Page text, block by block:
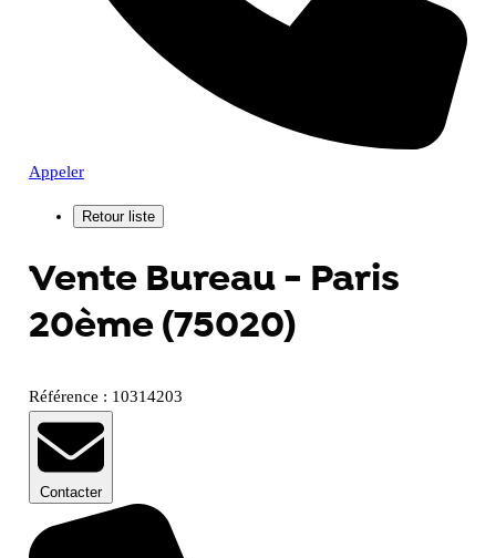
Appeler
Vente Bureau - Paris
20ème (75020)
Référence : 10314203
Contacter